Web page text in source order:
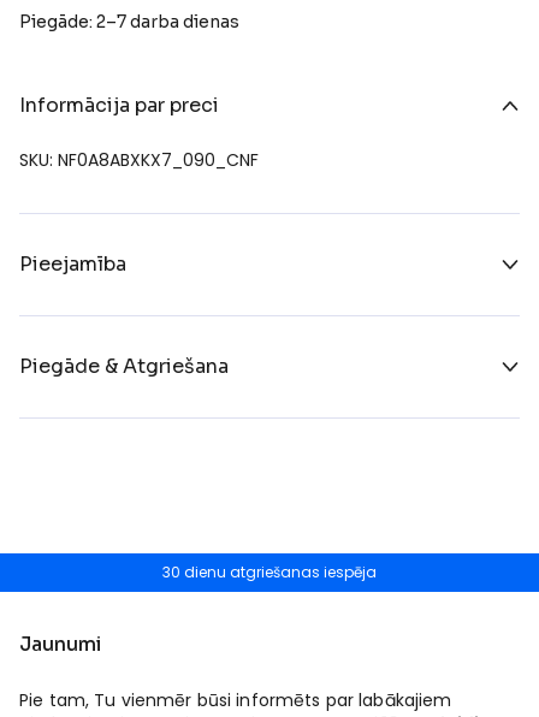
Piegāde: 2–7 darba dienas
Informācija par preci
SKU: NF0A8ABXKX7_090_CNF
Pieejamība
Piegāde & Atgriešana
30 dienu atgriešanas iespēja
Jaunumi
Pie tam, Tu vienmēr būsi informēts par labākajiem